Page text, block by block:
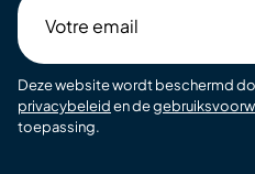
email
Deze website wordt beschermd
privacybeleiden de
toepassing.